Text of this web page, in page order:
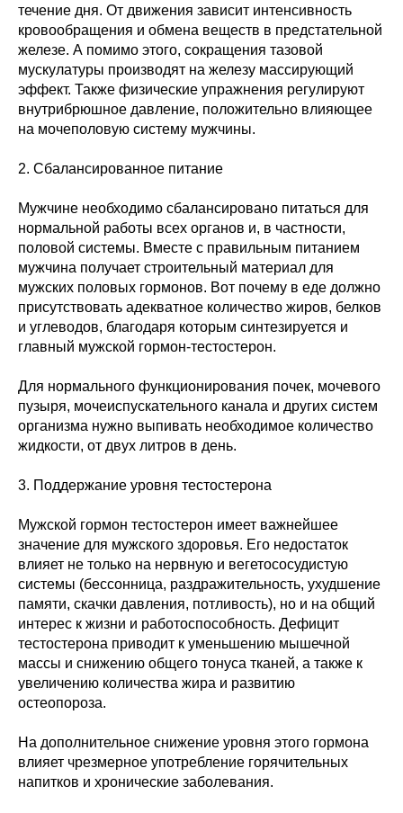
течение дня. От движения зависит интенсивность
кровообращения и обмена веществ в предстательной
железе. А помимо этого, сокращения тазовой
мускулатуры производят на железу массирующий
эффект. Также физические упражнения регулируют
внутрибрюшное давление, положительно влияющее
на мочеполовую систему мужчины.
2. Сбалансированное питание
Мужчине необходимо сбалансировано питаться для
нормальной работы всех органов и, в частности,
половой системы. Вместе с правильным питанием
мужчина получает строительный материал для
мужских половых гормонов. Вот почему в еде должно
присутствовать адекватное количество жиров, белков
и углеводов, благодаря которым синтезируется и
главный мужской гормон-тестостерон.
Для нормального функционирования почек, мочевого
пузыря, мочеиспускательного канала и других систем
организма нужно выпивать необходимое количество
жидкости, от двух литров в день.
3. Поддержание уровня тестостерона
Мужской гормон тестостерон имеет важнейшее
значение для мужского здоровья. Его недостаток
влияет не только на нервную и вегетососудистую
системы (бессонница, раздражительность, ухудшение
памяти, скачки давления, потливость), но и на общий
интерес к жизни и работоспособность. Дефицит
тестостерона приводит к уменьшению мышечной
массы и снижению общего тонуса тканей, а также к
увеличению количества жира и развитию
остеопороза.
На дополнительное снижение уровня этого гормона
влияет чрезмерное употребление горячительных
напитков и хронические заболевания.